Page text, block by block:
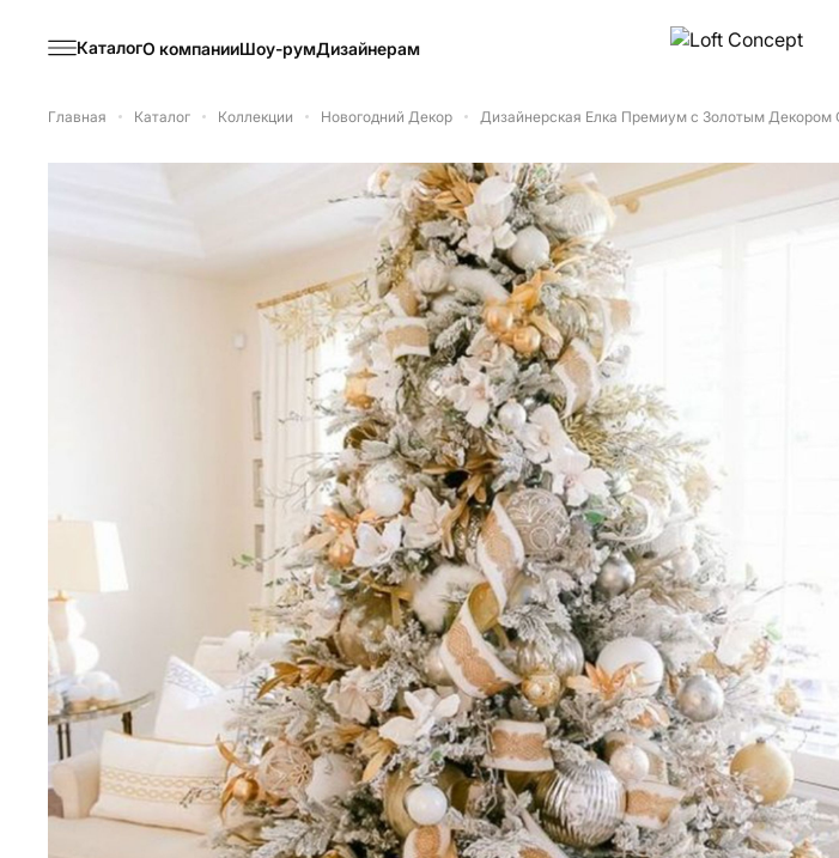
КаталогО компанииШоу-румДизайнерам
Главная Каталог Коллекции Новогодний Декор Дизайнерская Елка Премиум с Золотым Декором